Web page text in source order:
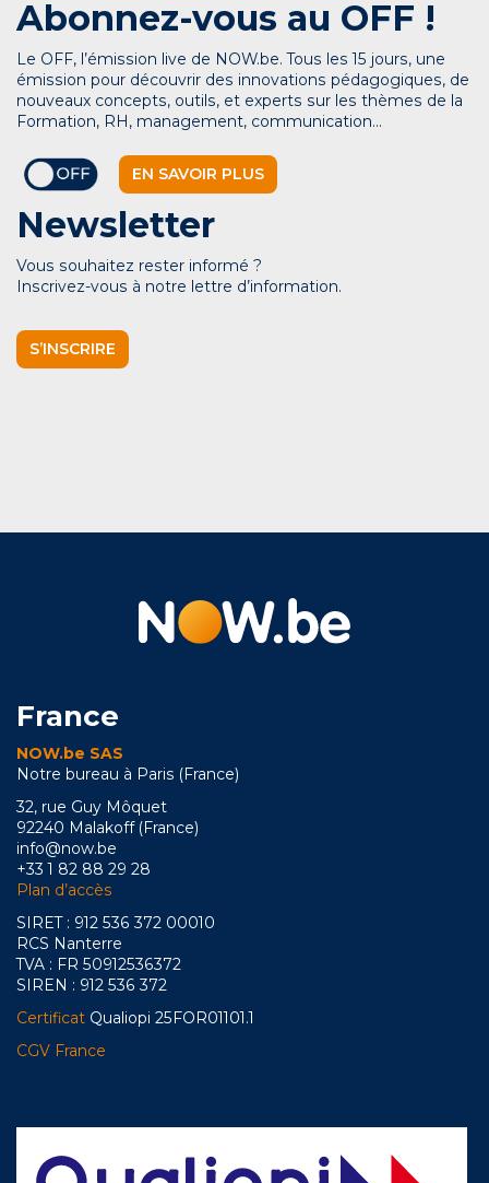
Abonnez-vous au OFF !
Le OFF, l’émission live de NOW.be. Tous les 15 jours, une
émission pour découvrir des innovations pédagogiques, de
nouveaux concepts, outils, et experts sur les thèmes de la
Formation, RH, management, communication…
EN SAVOIR PLUS
Newsletter
Vous souhaitez rester informé ?
Inscrivez-vous à notre lettre d’information.
S’INSCRIRE
France
NOW.be SAS
Notre bureau à Paris (France)
32, rue Guy Môquet
92240 Malakoff (France)
info@now.be
+33 1 82 88 29 28
Plan d’accès
SIRET : 912 536 372 00010
RCS Nanterre
TVA : FR 50912536372
SIREN : 912 536 372
Certificat Qualiopi 25FOR01101.1
CGV France